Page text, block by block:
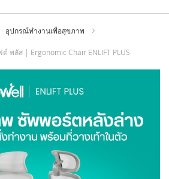
อุปกรณ์ทำงานเพื่อสุขภาพ
พลัส | Ergonomic Chair ENLIFT PLUS